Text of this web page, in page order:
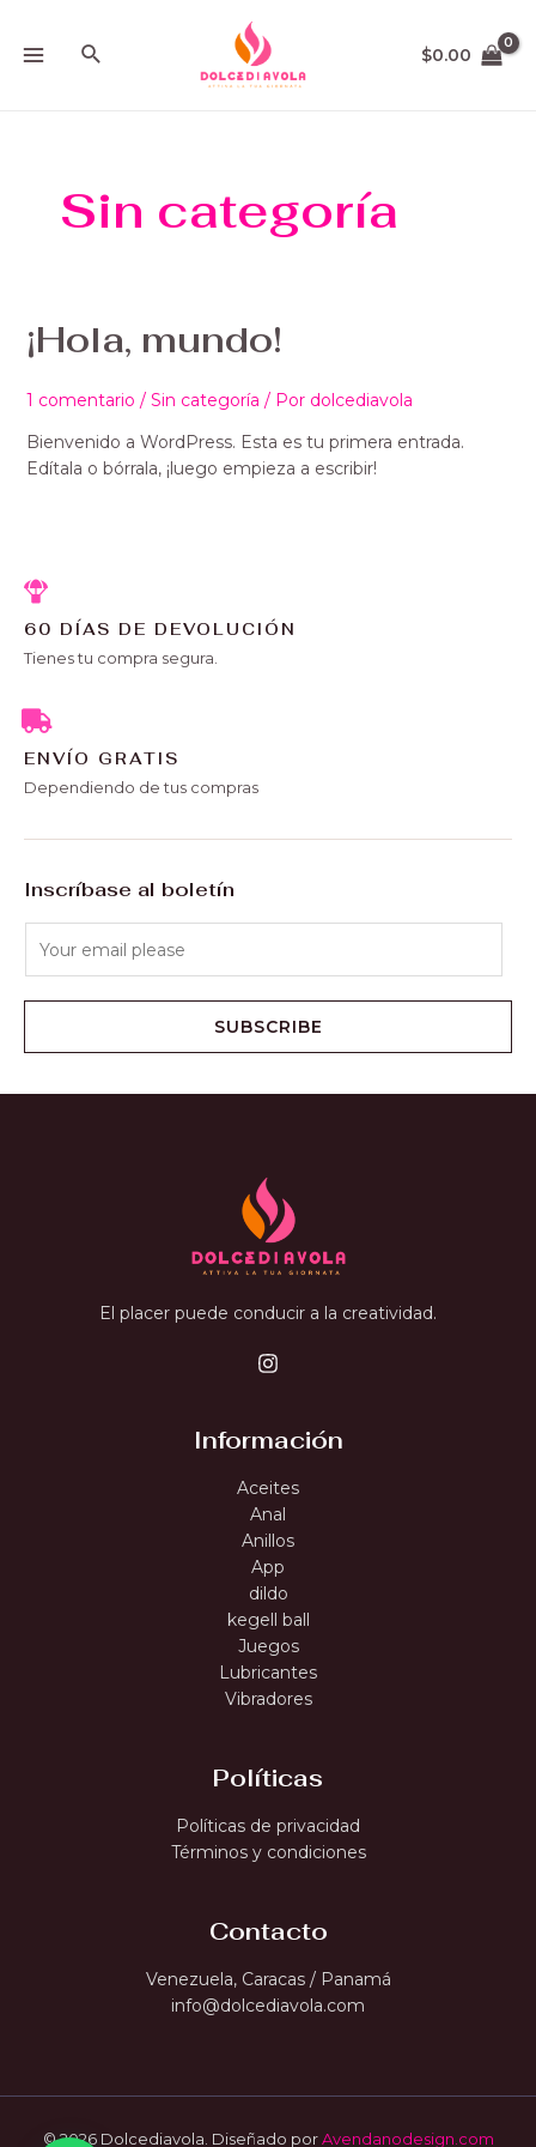
contenido
MENUBuscar $0.00
Sin categoría
¡Hola, mundo!
1 comentario / Sin categoría / Por dolcediavola
Bienvenido a WordPress. Esta es tu primera entrada.
Edítala o bórrala, ¡luego empieza a escribir!
60 DÍAS DE DEVOLUCIÓN
Tienes tu compra segura.
ENVÍO GRATIS
Dependiendo de tus compras
Inscríbase al boletín
SUBSCRIBE
El placer puede conducir a la creatividad.
Información
Aceites
Anal
Anillos
App
dildo
kegell ball
Juegos
Lubricantes
Vibradores
Políticas
Políticas de privacidad
Términos y condiciones
Contacto
Venezuela, Caracas / Panamá
info@dolcediavola.com
© 2026 Dolcediavola. Diseñado porAvendanodesign.com